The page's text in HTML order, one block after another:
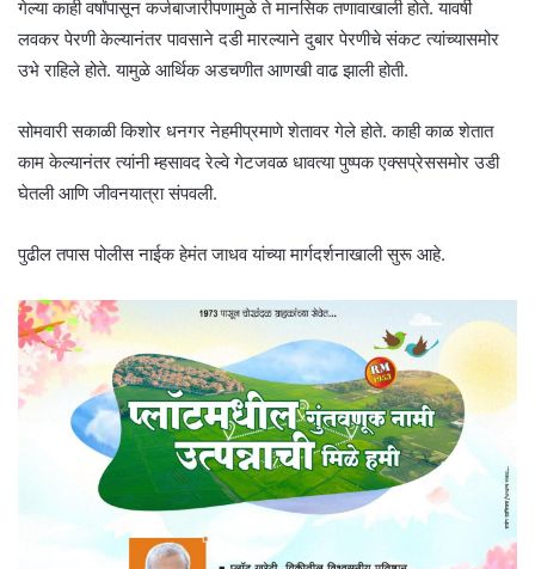
गेल्या काही वर्षांपासून कर्जबाजारीपणामुळे ते मानसिक तणावाखाली होते. यावर्षी
लवकर पेरणी केल्यानंतर पावसाने दडी मारल्याने दुबार पेरणीचे संकट त्यांच्यासमोर
उभे राहिले होते. यामुळे आर्थिक अडचणीत आणखी वाढ झाली होती.
सोमवारी सकाळी किशोर धनगर नेहमीप्रमाणे शेतावर गेले होते. काही काळ शेतात
काम केल्यानंतर त्यांनी म्हसावद रेल्वे गेटजवळ धावत्या पुष्पक एक्सप्रेससमोर उडी
घेतली आणि जीवनयात्रा संपवली.
पुढील तपास पोलीस नाईक हेमंत जाधव यांच्या मार्गदर्शनाखाली सुरू आहे.